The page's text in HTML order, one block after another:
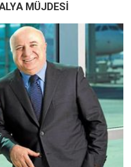
MÜJDESİ